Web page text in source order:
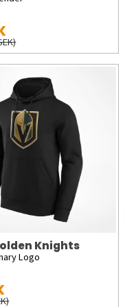
Knights
Logo